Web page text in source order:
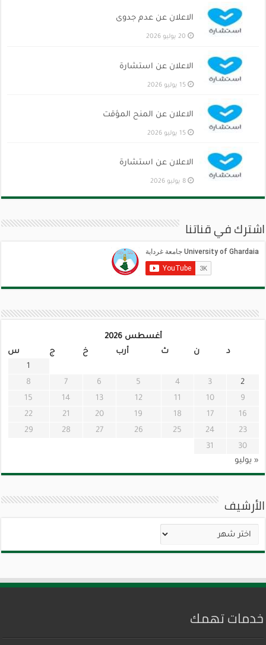
الاعلان عن عدم جدوى
20 يوليو 2026
الاعلان عن استشارة
15 يوليو 2026
الاعلان عن المنح المؤقت
15 يوليو 2026
الاعلان عن استشارة
8 يوليو 2026
اشترك في قناتنا
أغسطس 2026
د
ن ث أرب خ ج
س
1
2
3
4
5
6
7
8
9
10
11
12
13
14
15
16
17
18
19
20
21
22
23
24
25
26
27
28
29
30
31
« يوليو
الأرشيف
الأرشيف
خدمات تهمك